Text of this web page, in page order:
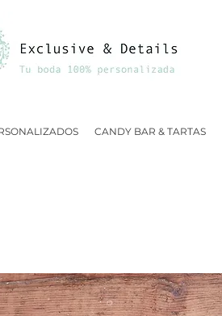
CANDY BAR & TARTAS